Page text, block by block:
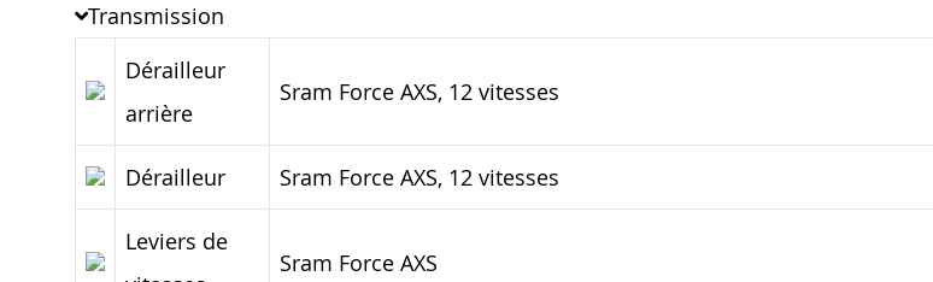
Transmission
Dérailleur
arrière
Sram Force AXS, 12 vitesses
Dérailleur Sram Force AXS, 12 vitesses
Leviers de
Sram Force AXS